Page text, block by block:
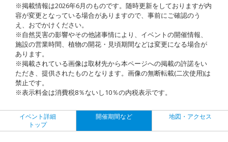
※掲載情報は2026年6月のものです。随時更新をしておりますが内
容が変更となっている場合がありますので、事前にご確認のう
え、おでかけください。
※自然災害の影響やその他諸事情により、イベントの開催情報、
施設の営業時間、植物の開花・見頃期間などは変更になる場合が
あります。
※掲載されている画像は取材先から本ページへの掲載の許諾をい
ただき、提供されたものとなります。画像の無断転載(二次使用)は
禁止です。
※表示料金は消費税8％ないし10％の内税表示です。
イベント詳細
トップ
開催期間など 地図・アクセス